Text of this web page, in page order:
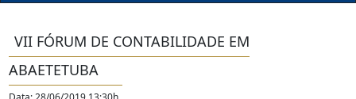
VII FÓRUM DE CONTABILIDADE EM
ABAETETUBA